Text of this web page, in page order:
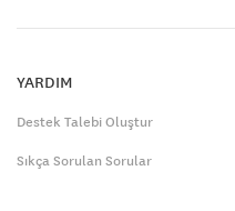
YARDIM
Destek Talebi Oluştur
Sıkça Sorulan Sorular